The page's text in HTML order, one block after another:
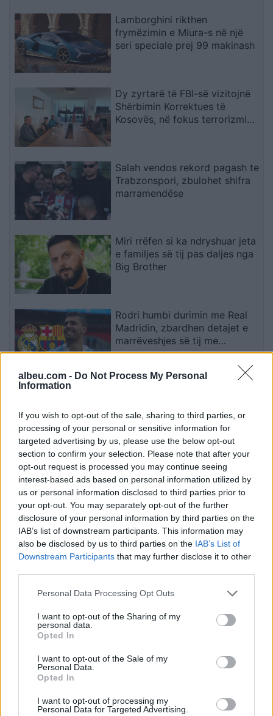
albeu.com - Do Not Process My Personal
Information
If you wish to opt-out of the sale, sharing to third parties, or
processing of your personal or sensitive information for
targeted advertising by us, please use the below opt-out
section to confirm your selection. Please note that after your
opt-out request is processed you may continue seeing
interest-based ads based on personal information utilized by
us or personal information disclosed to third parties prior to
your opt-out. You may separately opt-out of the further
disclosure of your personal information by third parties on the
IAB’s list of downstream participants. This information may
also be disclosed by us to third parties on the IAB’s List of
Downstream Participants that may further disclose it to other
Personal Data Processing Opt Outs
I want to opt-out of the Sharing of my
personal data.
Opted In
I want to opt-out of the Sale of my
Personal Data.
Opted In
I want to opt-out of processing my
Personal Data for Targeted Advertising.
Lamborghini rikthen
frymëzimin e Miura-s në një
seri speciale prej 99 makinash
Dy zyrtarë të FBI-së vizitojnë
Shërbimin Korrektues të
Kosovës, në fokus terrorizmi
Salah vendos rekord pagash te
Trabzonspori, zbulohet shifra
marramendëse
Miri rrëfen si ka ndryshuar jeta
e familjes së tij pas daljes nga
Big Brother
Rodri humbi durimin me Real
Madridin, zbardhen detajet e
marrëveshjes së tij me
Barcelonën
Sarandë: Më thanë se ishin
lodra
Esim for Global
Esim for USA|Esim for Italy| Esim for Spain|Esim